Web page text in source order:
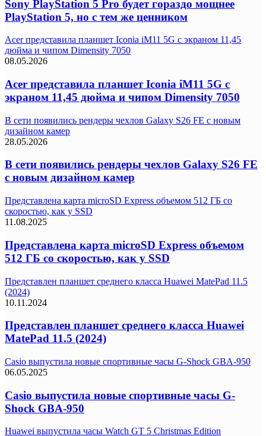
Sony PlayStation 5 Pro будет гораздо мощнее
PlayStation 5, но с тем же ценником
Acer представила планшет Iconia iM11 5G с экраном 11,45
дюйма и чипом Dimensity 7050
08.05.2026
Acer представила планшет Iconia iM11 5G с
экраном 11,45 дюйма и чипом Dimensity 7050
В сети появились рендеры чехлов Galaxy S26 FE с новым
дизайном камер
28.05.2026
В сети появились рендеры чехлов Galaxy S26 FE
с новым дизайном камер
Представлена карта microSD Express объемом 512 ГБ со
скоростью, как у SSD
11.08.2025
Представлена карта microSD Express объемом
512 ГБ со скоростью, как у SSD
Представлен планшет среднего класса Huawei MatePad 11.5
(2024)
10.11.2024
Представлен планшет среднего класса Huawei
MatePad 11.5 (2024)
Casio выпустила новые спортивные часы G-Shock GBA-950
06.05.2025
Casio выпустила новые спортивные часы G-
Shock GBA-950
Huawei выпустила часы Watch GT 5 Christmas Edition